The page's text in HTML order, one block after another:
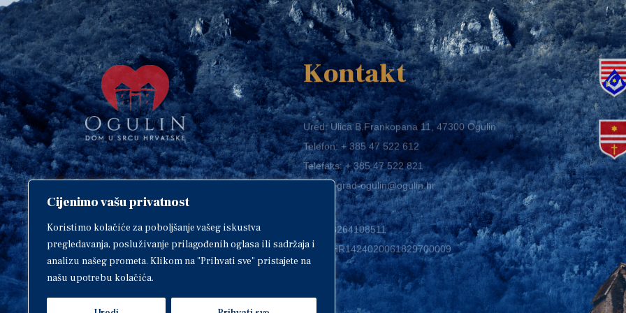
Cijenimo vašu privatnost
Koristimo kolačiće za poboljšanje vašeg iskustva
pregledavanja, posluživanje prilagođenih oglasa ili sadržaja i
analizu našeg prometa. Klikom na "Prihvati sve" pristajete na
našu upotrebu kolačića.
Copyright © 2018. Grad Ogulin,
sva prava pridržana.
Design byEA93
Kontakt
Ured: Ulica B.Frankopana 11, 47300 Ogulin
Telefon:+ 385 47 522 612
Telefaks:+ 385 47 522 821
E-mail:grad-ogulin@ogulin.hr
OIB: 58264108511
IBAN: HR1424020061829700009